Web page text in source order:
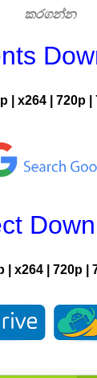
කරගන්න
x264 720p
x264 720p